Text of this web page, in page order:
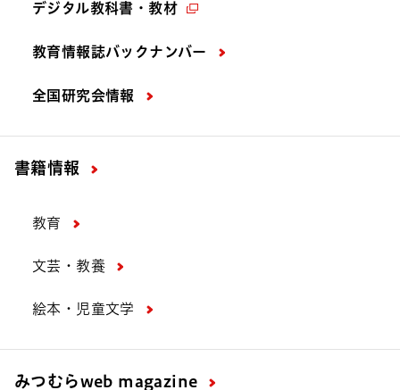
デジタル教科書・教材
教育情報誌バックナンバー
全国研究会情報
書籍情報
教育
文芸・教養
絵本・児童文学
みつむらweb magazine